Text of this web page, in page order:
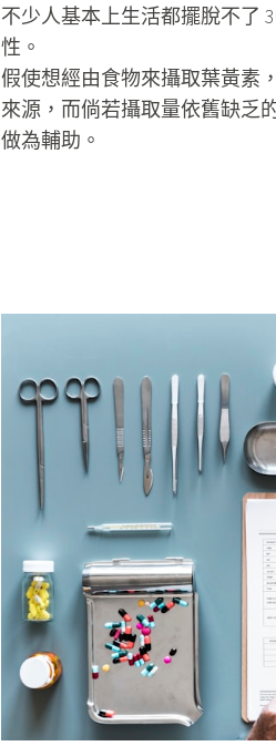
不少人基本上生活都擺脫不了
性。
假使想經由食物來攝取葉黃素
來源，而倘若攝取量依舊缺乏
做為輔助。